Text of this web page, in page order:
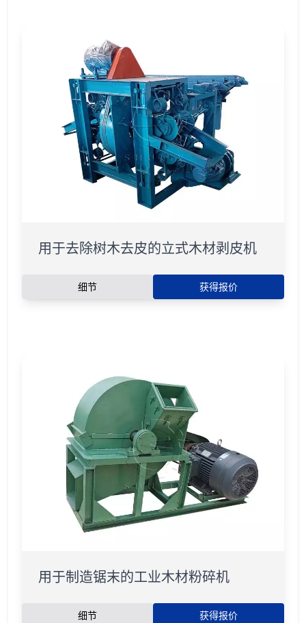
用于去除树木去皮的立式木材剥皮机
细节 获得报价
用于制造锯末的工业木材粉碎机
细节 获得报价